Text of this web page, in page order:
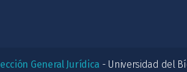
General Jurídica - Universidad del